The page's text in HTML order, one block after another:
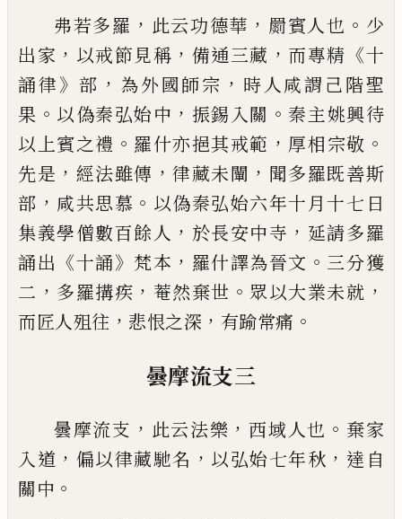
弗若多羅 ， 此云功德華 ， 罽賓人也 。 少
出家 ， 以戒節見稱 ， 備通三藏 ， 而專精 《十
誦律》 部 ， 為外國師宗 ， 時人咸謂己階聖
果 。 以偽秦弘始中 ， 振錫入關 。秦主姚興待
以上賓之禮 。 羅什亦挹其戒範 ， 厚相宗敬 。
先是 ， 經法雖傳 ，律藏未闡 ， 聞多羅既善斯
部 ， 咸共思慕 。 以偽秦弘始六年十月十七日
集義學僧數百餘人 ， 於長安中寺 ， 延請多羅
誦出 《十誦》 梵本 ， 羅什譯為晉文 。 三分獲
二 ， 多羅搆疾 ， 菴然棄世 。 眾以大業未就 ，
而匠人殂往 ， 悲恨之深 ， 有踰常痛 。
曇摩流支三
曇摩流支 ， 此云法樂 ， 西域人也 。 棄家
入道 ， 偏以律藏馳名 ， 以弘始七年秋 ， 達自
關中 。